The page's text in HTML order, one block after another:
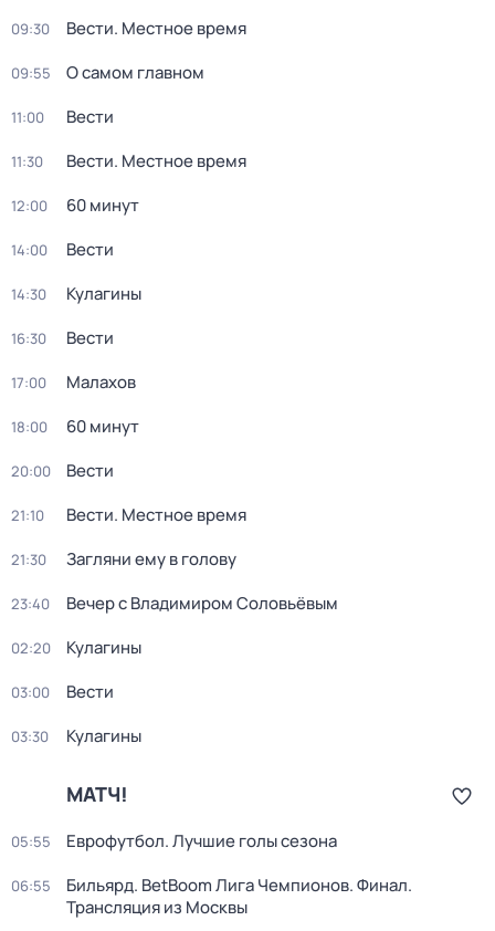
09:30 Вести. Местное время
09:55 О самом главном
11:00 Вести
11:30 Вести. Местное время
12:00 60 минут
14:00 Вести
14:30 Кулагины
16:30 Вести
17:00 Малахов
18:00 60 минут
20:00 Вести
21:10 Вести. Местное время
21:30 Загляни ему в голову
23:40 Вечер с Владимиром Соловьёвым
02:20 Кулагины
03:00 Вести
03:30 Кулагины
МАТЧ!
05:55 Еврофутбол. Лучшие голы сезона
06:55
Бильярд. BetBoom Лига Чемпионов. Финал.
Трансляция из Москвы